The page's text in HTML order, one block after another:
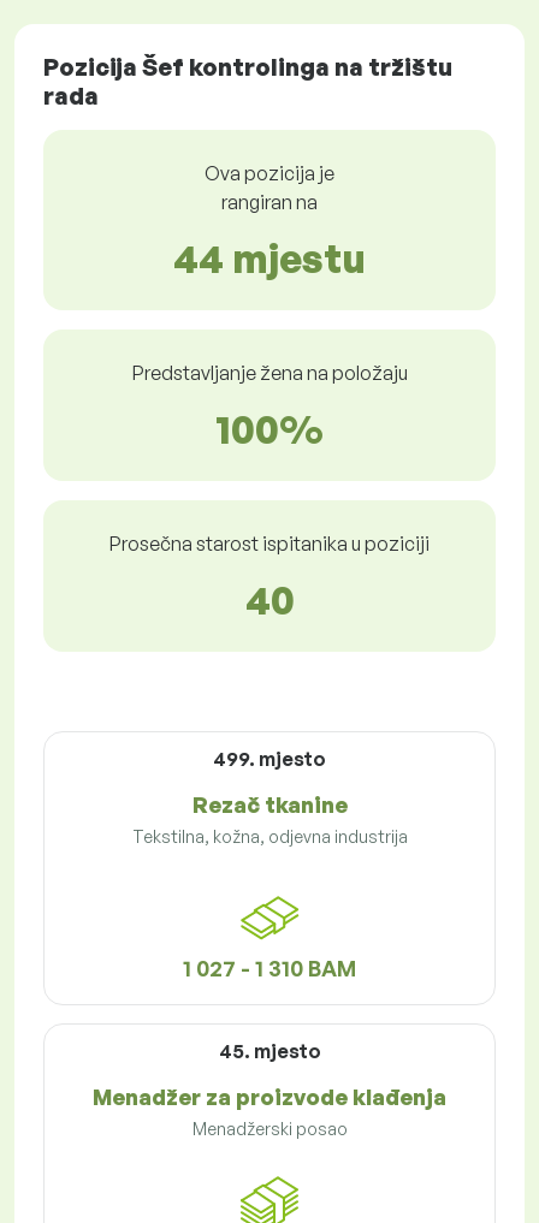
Pozicija Šef kontrolinga na tržištu
rada
Ova pozicija je
rangiran na
44 mjestu
Predstavljanje žena na položaju
100%
Prosečna starost ispitanika u poziciji
40
499. mjesto
Rezač tkanine
Tekstilna, kožna, odjevna industrija
1 027 - 1 310 BAM
45. mjesto
Menadžer za proizvode klađenja
Menadžerski posao